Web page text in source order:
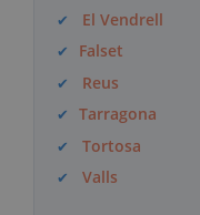
El Vendrell
Falset
Reus
Tarragona
Tortosa
Valls